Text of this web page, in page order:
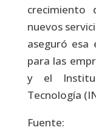
nuevos
aseguró esa
para las
y el
Tecnología
Fuente: